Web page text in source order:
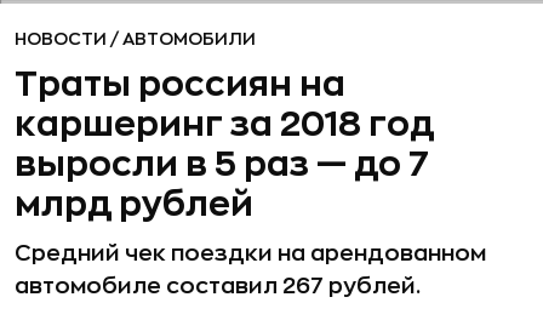
НОВОСТИ / АВТОМОБИЛИ
Траты россиян на
каршеринг за 2018 год
выросли в 5 раз — до 7
млрд рублей
Средний чек поездки на арендованном
автомобиле составил 267 рублей.